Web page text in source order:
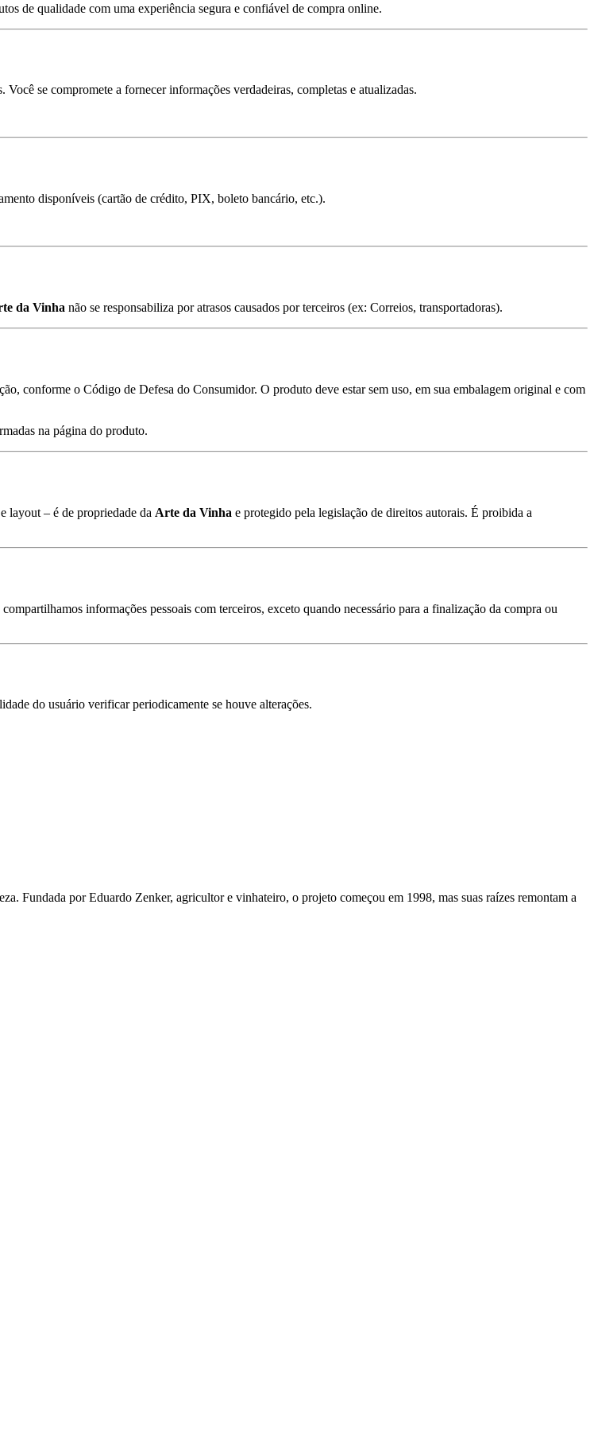
de qualidade com uma experiência segura e confiável de compra online.
se compromete a fornecer informações verdadeiras, completas e atualizadas.
disponíveis (cartão de crédito, PIX, boleto bancário, etc.).
da Vinha não se responsabiliza por atrasos causados por terceiros (ex: Correios, transportadoras).
conforme o Código de Defesa do Consumidor. O produto deve estar sem uso, em sua embalagem original e com
na página do produto.
layout – é de propriedade da Arte da Vinha e protegido pela legislação de direitos autorais. É proibida a
informações pessoais com terceiros, exceto quando necessário para a finalização da compra ou
do usuário verificar periodicamente se houve alterações.
Fundada por Eduardo Zenker, agricultor e vinhateiro, o projeto começou em 1998, mas suas raízes remontam a